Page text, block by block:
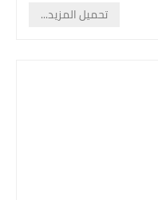
تحميل المزيد...